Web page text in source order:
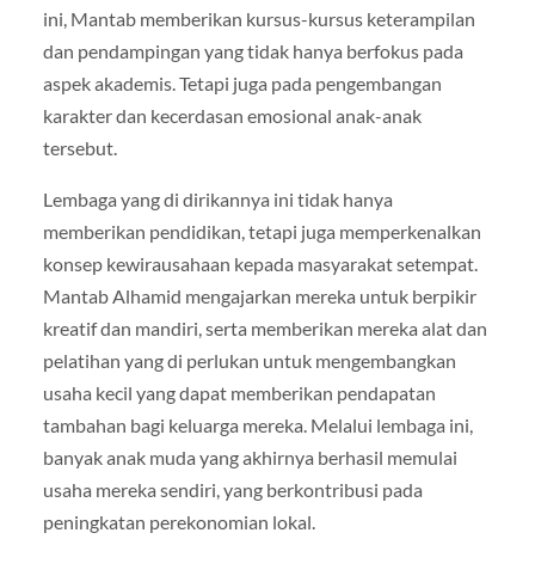
ini, Mantab memberikan kursus-kursus keterampilan
dan pendampingan yang tidak hanya berfokus pada
aspek akademis. Tetapi juga pada pengembangan
karakter dan kecerdasan emosional anak-anak
tersebut.
Lembaga yang di dirikannya ini tidak hanya
memberikan pendidikan, tetapi juga memperkenalkan
konsep kewirausahaan kepada masyarakat setempat.
Mantab Alhamid mengajarkan mereka untuk berpikir
kreatif dan mandiri, serta memberikan mereka alat dan
pelatihan yang di perlukan untuk mengembangkan
usaha kecil yang dapat memberikan pendapatan
tambahan bagi keluarga mereka. Melalui lembaga ini,
banyak anak muda yang akhirnya berhasil memulai
usaha mereka sendiri, yang berkontribusi pada
peningkatan perekonomian lokal.